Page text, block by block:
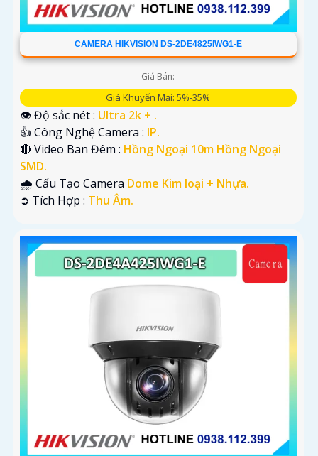
CAMERA HIKVISION DS-2DE4825IWG1-E
Giá Bán:
Giá Khuyến Mại: 5%-35%
👁 Độ sắc nét : Ultra 2k + .
👍 Công Nghệ Camera : IP.
🔴 Video Ban Đêm : Hồng Ngoại 10m Hồng Ngoại
SMD.
🌧️ Cấu Tạo Camera Dome Kim loại + Nhựa.
️➲ Tích Hợp : Thu Âm.